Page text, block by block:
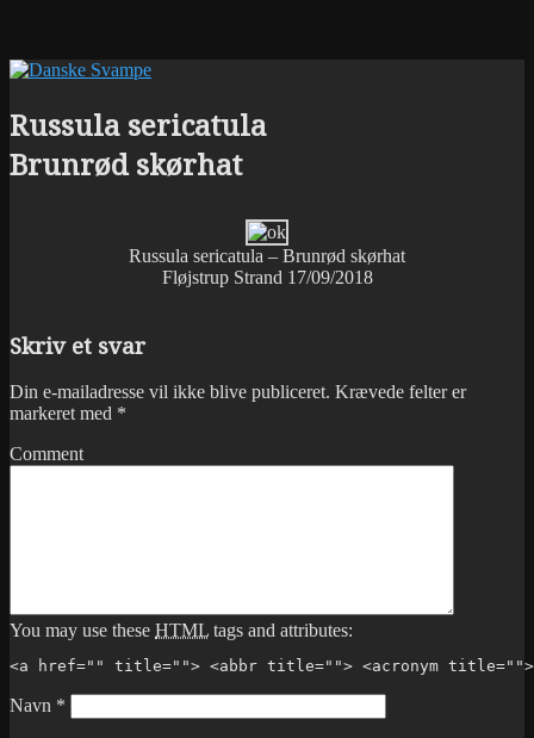
Russula sericatula
Brunrød skørhat
Russula sericatula – Brunrød skørhat
Fløjstrup Strand 17/09/2018
Skriv et svar
Din e-mailadresse vil ikke blive publiceret. Krævede felter er
markeret med *
Comment
You may use these HTML tags and attributes:
<a href="" title=""> <abbr title=""> <acronym title="">
Navn *